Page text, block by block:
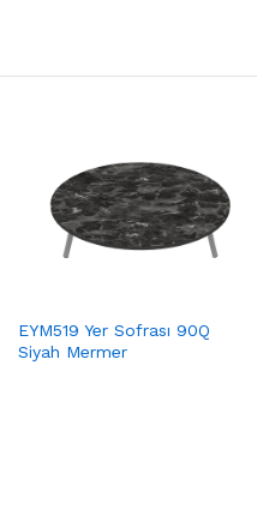
EYM519 Yer Sofrası 90Q
Siyah Mermer